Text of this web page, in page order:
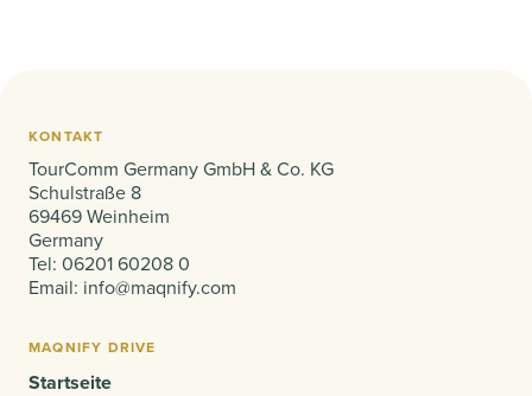
KONTAKT
TourComm Germany GmbH & Co. KG
Schulstraße 8
69469 Weinheim
Germany
Tel: 06201 60208 0
Email: info@maqnify.com
MAQNIFY DRIVE
Startseite